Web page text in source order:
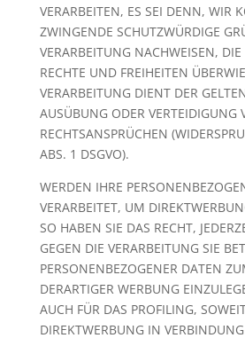
VERARBEITEN, ES SEI DENN, WIR
ZWINGENDE SCHUTZWÜRDIGE
VERARBEITUNG NACHWEISEN,
RECHTE UND FREIHEITEN
VERARBEITUNG DIENT DER
AUSÜBUNG ODER VERTEIDIGUNG
RECHTSANSPRÜCHEN
ABS. 1 DSGVO).
WERDEN IHRE
VERARBEITET, UM
SO HABEN SIE DAS RECHT,
GEGEN DIE VERARBEITUNG SIE
PERSONENBEZOGENER DATEN
DERARTIGER WERBUNG
AUCH FÜR DAS PROFILING,
DIREKTWERBUNG IN